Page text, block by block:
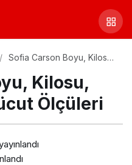
Sofia Carson Boyu, Kilosu,
ÖlçüleriKilosu,
Ölçüleri